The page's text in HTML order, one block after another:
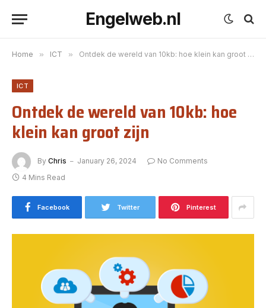
Engelweb.nl
Home » ICT » Ontdek de wereld van 10kb: hoe klein kan groot zijn
ICT
Ontdek de wereld van 10kb: hoe
klein kan groot zijn
By Chris January 26, 2024
No Comments
4 Mins Read
Facebook Twitter Pinterest